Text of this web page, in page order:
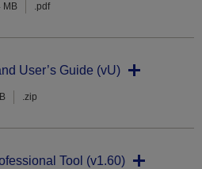
MB .pdf
User’s Guide (vU)
.zip
Tool (v1.60)